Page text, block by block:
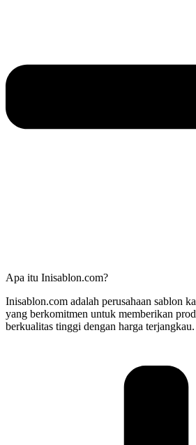
Apa itu Inisablon.com?
Inisablon.com adalah perusahaan sablon
yang berkomitmen untuk memberikan
berkualitas tinggi dengan harga terjangkau.